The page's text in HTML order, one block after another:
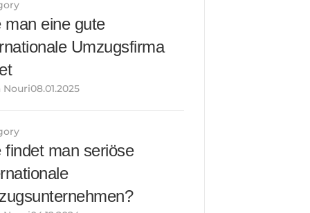
man eine gute
Umzugsfirma
Nouri08.01.2025
findet man seriöse